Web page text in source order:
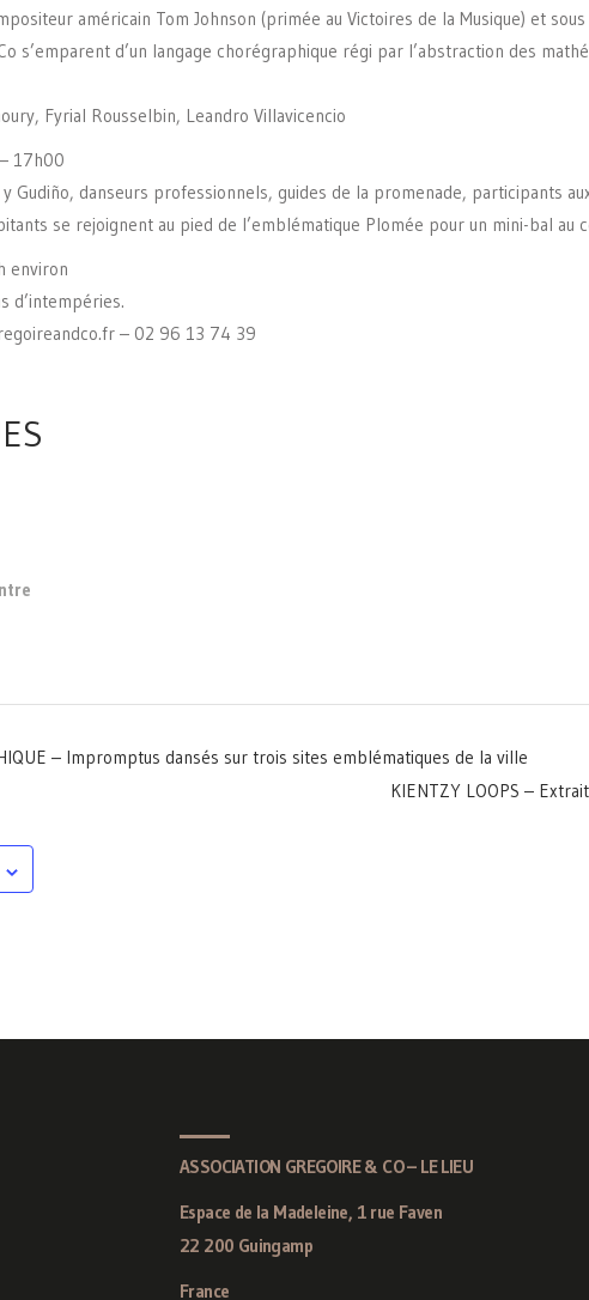
américain Tom Johnson (primée au Victoires de la Musique) et
s’emparent d’un langage chorégraphique régi par l’abstraction des
Fyrial Rousselbin, Leandro Villavicencio
– 17h00
Gudiño, danseurs professionnels, guides de la promenade, participants
se rejoignent au pied de l’emblématique Plomée pour un mini-bal au
environ
d’intempéries.
– 02 96 13 74 39
– Impromptus dansés sur trois sites emblématiques de la ville
KIENTZY LOOPS –
ASSOCIATION GREGOIRE & CO – LE LIEU
Espace de la Madeleine, 1 rue Faven
22 200 Guingamp
France